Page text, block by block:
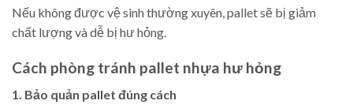
Nếu không được vệ sinh thường xuyên, pallet sẽ bị giảm
chất lượng và dễ bị hư hỏng.
Cách phòng tránh pallet nhựa hư hỏng
1. Bảo quản pallet đúng cách